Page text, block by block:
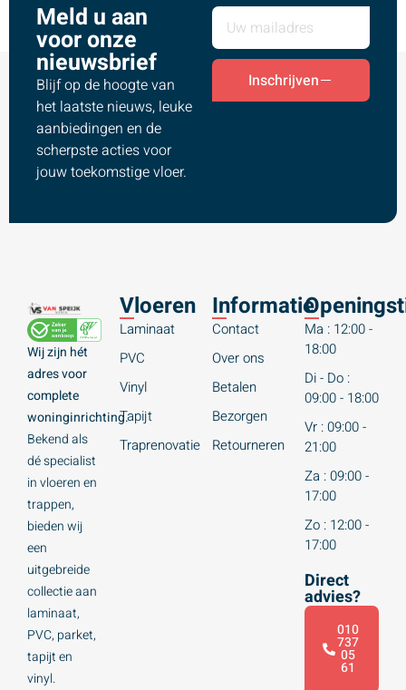
Meld u aan
voor onze
nieuwsbrief
Blijf op de hoogte van
het laatste nieuws, leuke
aanbiedingen en de
scherpste acties voor
jouw toekomstige vloer.
Inschrijven
Wij zijn hét
adres voor
complete
woninginrichting.
Bekend als
dé specialist
in vloeren en
trappen,
bieden wij
een
uitgebreide
collectie aan
laminaat,
PVC, parket,
tapijt en
vinyl.
Vloeren
Laminaat
PVC
Vinyl
Tapijt
Traprenovatie
Informatie
Contact
Over ons
Betalen
Bezorgen
Retourneren
Ma : 12:00 -
18:00
Di - Do :
09:00 - 18:00
Vr : 09:00 -
21:00
Za : 09:00 -
17:00
Zo : 12:00 -
17:00
Direct
advies?
010
737
05
61